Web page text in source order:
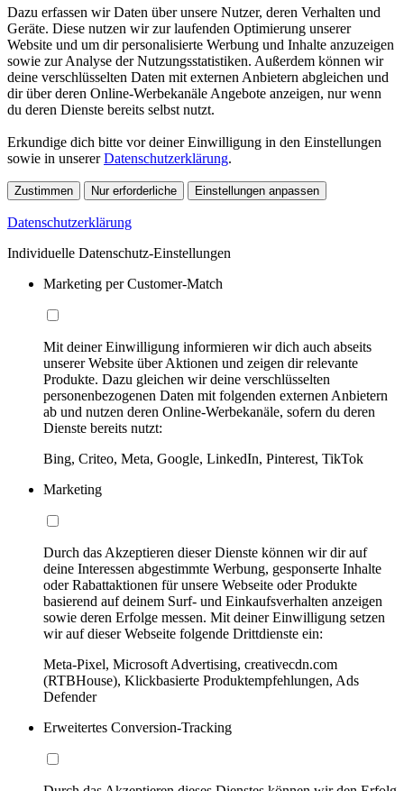
Dazu erfassen wir Daten über unsere Nutzer, deren Verhalten und
Geräte. Diese nutzen wir zur laufenden Optimierung unserer
Website und um dir personalisierte Werbung und Inhalte anzuzeigen
sowie zur Analyse der Nutzungsstatistiken. Außerdem können wir
deine verschlüsselten Daten mit externen Anbietern abgleichen und
dir über deren Online-Werbekanäle Angebote anzeigen, nur wenn
du deren Dienste bereits selbst nutzt.
Erkundige dich bitte vor deiner Einwilligung in den Einstellungen
sowie in unsererDatenschutzerklärung.
Zustimmen Nur erforderliche Einstellungen anpassen
Datenschutzerklärung
Individuelle Datenschutz-Einstellungen
Marketing per Customer-Match
Mit deiner Einwilligung informieren wir dich auch abseits
unserer Website über Aktionen und zeigen dir relevante
Produkte. Dazu gleichen wir deine verschlüsselten
personenbezogenen Daten mit folgenden externen Anbietern
ab und nutzen deren Online-Werbekanäle, sofern du deren
Dienste bereits nutzt:
Bing, Criteo, Meta, Google, LinkedIn, Pinterest, TikTok
Marketing
Durch das Akzeptieren dieser Dienste können wir dir auf
deine Interessen abgestimmte Werbung, gesponserte Inhalte
oder Rabattaktionen für unsere Webseite oder Produkte
basierend auf deinem Surf- und Einkaufsverhalten anzeigen
sowie deren Erfolge messen. Mit deiner Einwilligung setzen
wir auf dieser Webseite folgende Drittdienste ein:
Meta-Pixel, Microsoft Advertising, creativecdn.com
(RTBHouse), Klickbasierte Produktempfehlungen, Ads
Defender
Erweitertes Conversion-Tracking